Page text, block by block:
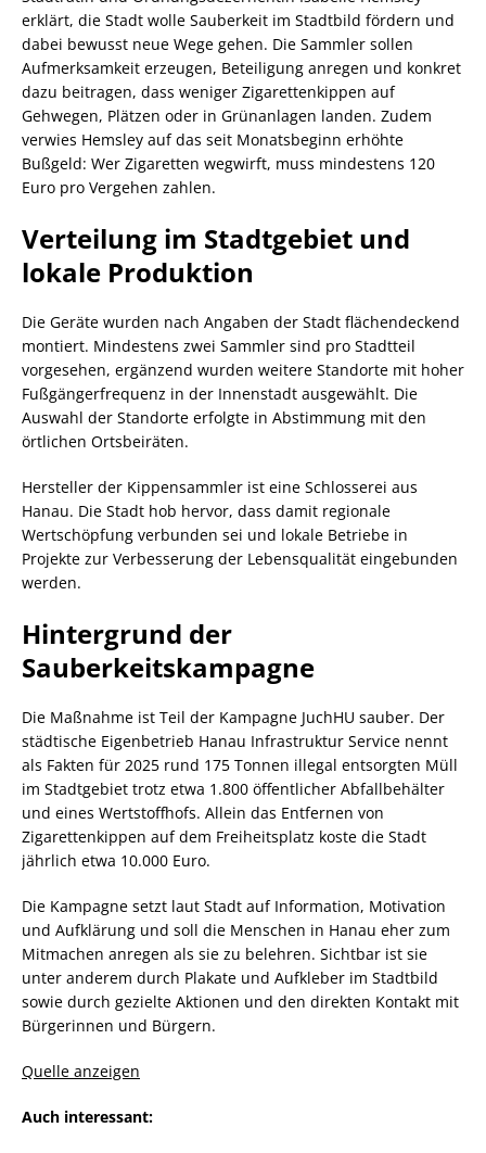
erklärt, die Stadt wolle Sauberkeit im Stadtbild fördern und
dabei bewusst neue Wege gehen. Die Sammler sollen
Aufmerksamkeit erzeugen, Beteiligung anregen und konkret
dazu beitragen, dass weniger Zigarettenkippen auf
Gehwegen, Plätzen oder in Grünanlagen landen. Zudem
verwies Hemsley auf das seit Monatsbeginn erhöhte
Bußgeld: Wer Zigaretten wegwirft, muss mindestens 120
Euro pro Vergehen zahlen.
Verteilung im Stadtgebiet und
lokale Produktion
Die Geräte wurden nach Angaben der Stadt flächendeckend
montiert. Mindestens zwei Sammler sind pro Stadtteil
vorgesehen, ergänzend wurden weitere Standorte mit hoher
Fußgängerfrequenz in der Innenstadt ausgewählt. Die
Auswahl der Standorte erfolgte in Abstimmung mit den
örtlichen Ortsbeiräten.
Hersteller der Kippensammler ist eine Schlosserei aus
Hanau. Die Stadt hob hervor, dass damit regionale
Wertschöpfung verbunden sei und lokale Betriebe in
Projekte zur Verbesserung der Lebensqualität eingebunden
werden.
Hintergrund der
Sauberkeitskampagne
Die Maßnahme ist Teil der Kampagne JuchHU sauber. Der
städtische Eigenbetrieb Hanau Infrastruktur Service nennt
als Fakten für 2025 rund 175 Tonnen illegal entsorgten Müll
im Stadtgebiet trotz etwa 1.800 öffentlicher Abfallbehälter
und eines Wertstoffhofs. Allein das Entfernen von
Zigarettenkippen auf dem Freiheitsplatz koste die Stadt
jährlich etwa 10.000 Euro.
Die Kampagne setzt laut Stadt auf Information, Motivation
und Aufklärung und soll die Menschen in Hanau eher zum
Mitmachen anregen als sie zu belehren. Sichtbar ist sie
unter anderem durch Plakate und Aufkleber im Stadtbild
sowie durch gezielte Aktionen und den direkten Kontakt mit
Bürgerinnen und Bürgern.
Quelle anzeigen
Auch interessant: